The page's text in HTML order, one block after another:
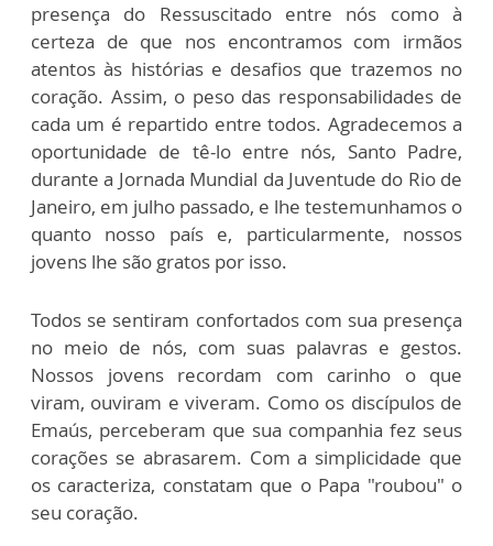
presença do Ressuscitado entre nós como à
certeza de que nos encontramos com irmãos
atentos às histórias e desafios que trazemos no
coração. Assim, o peso das responsabilidades de
cada um é repartido entre todos. Agradecemos a
oportunidade de tê-lo entre nós, Santo Padre,
durante a Jornada Mundial da Juventude do Rio de
Janeiro, em julho passado, e lhe testemunhamos o
quanto nosso país e, particularmente, nossos
jovens lhe são gratos por isso.
Todos se sentiram confortados com sua presença
no meio de nós, com suas palavras e gestos.
Nossos jovens recordam com carinho o que
viram, ouviram e viveram. Como os discípulos de
Emaús, perceberam que sua companhia fez seus
corações se abrasarem. Com a simplicidade que
os caracteriza, constatam que o Papa "roubou" o
seu coração.